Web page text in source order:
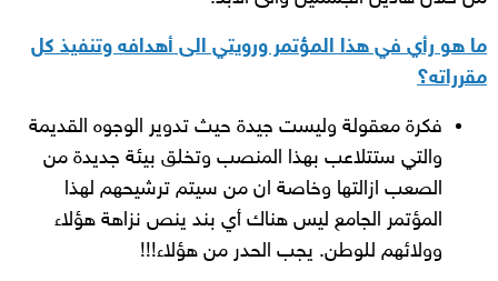
ما هو رأي في هذا المؤتمر ورويتي الى أهدافه وتنفيذ كل
مقرراته؟
فكرة معقولة وليست جيدة حيث تدوير الوجوه القديمة
والتي ستتلاعب بهذا المنصب وتخلق بيئة جديدة من
الصعب ازالتها وخاصة ان من سيتم ترشيحهم لهذا
المؤتمر الجامع ليس هناك أي بند ينص نزاهة هؤلاء
وولائهم للوطن. يجب الحدر من هؤلاء!!!